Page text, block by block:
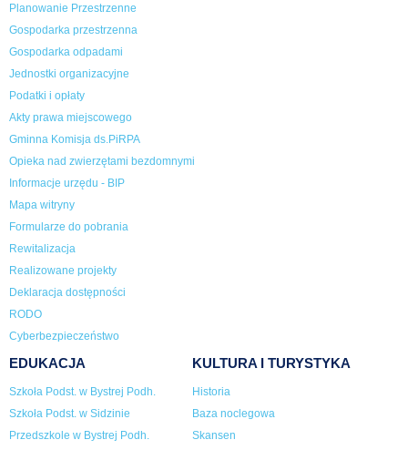
Planowanie Przestrzenne
Gospodarka przestrzenna
Gospodarka odpadami
Jednostki organizacyjne
Podatki i opłaty
Akty prawa miejscowego
Gminna Komisja ds.PiRPA
Opieka nad zwierzętami bezdomnymi
Informacje urzędu - BIP
Mapa witryny
Formularze do pobrania
Rewitalizacja
Realizowane projekty
Deklaracja dostępności
RODO
Cyberbezpieczeństwo
EDUKACJA
Szkoła Podst. w Bystrej Podh.
Szkoła Podst. w Sidzinie
Przedszkole w Bystrej Podh.
KULTURA I TURYSTYKA
Historia
Baza noclegowa
Skansen